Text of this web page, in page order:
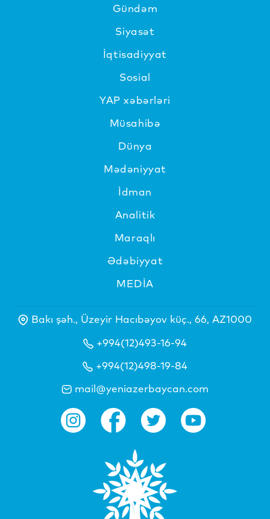
Gündəm
Siyasət
İqtisadiyyat
Sosial
YAP xəbərləri
Müsahibə
Dünya
Mədəniyyat
İdman
Analitik
Maraqlı
Ədəbiyyat
MEDİA
Bakı şəh., Üzeyir Hacıbəyov küç., 66, AZ1000
+994(12)493-16-94
+994(12)498-19-84
mail@yeniazerbaycan.com